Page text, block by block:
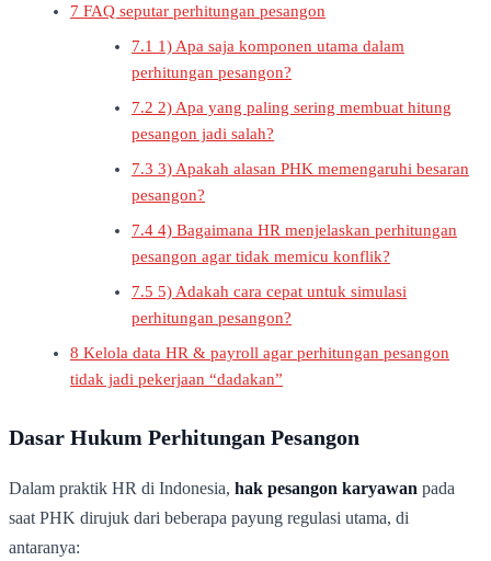
7 FAQ seputar perhitungan pesangon
7.1 1) Apa saja komponen utama dalam
perhitungan pesangon?
7.2 2) Apa yang paling sering membuat hitung
pesangon jadi salah?
7.3 3) Apakah alasan PHK memengaruhi besaran
pesangon?
7.4 4) Bagaimana HR menjelaskan perhitungan
pesangon agar tidak memicu konflik?
7.5 5) Adakah cara cepat untuk simulasi
perhitungan pesangon?
8 Kelola data HR & payroll agar perhitungan pesangon
tidak jadi pekerjaan “dadakan”
Dasar Hukum Perhitungan Pesangon
Dalam praktik HR di Indonesia, hak pesangon karyawan pada
saat PHK dirujuk dari beberapa payung regulasi utama, di
antaranya: